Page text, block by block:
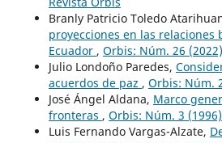
Branly Patricio Toledo
proyecciones en las relaciones
Ecuador , Orbis: Núm. 26
Julio Londoño Paredes,
acuerdos de paz , Orbis: Núm.
José Ángel Aldana, Marco
fronteras , Orbis: Núm. 3
Luis Fernando Vargas-Alzate,